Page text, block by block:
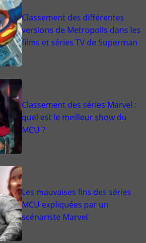
Classement des différentes
versions de Metropolis dans les
films et séries TV de Superman
Classement des séries Marvel :
quel est le meilleur show du
MCU ?
Les mauvaises fins des séries
MCU expliquées par un
scénariste Marvel